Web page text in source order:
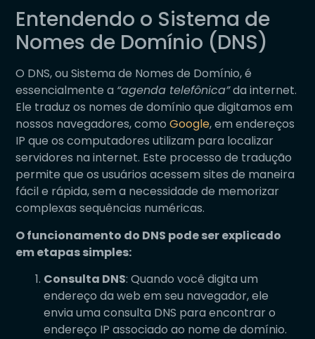
Entendendo o Sistema de
Nomes de Domínio (DNS)
O DNS, ou Sistema de Nomes de Domínio, é
essencialmente a “agenda telefônica”da internet.
Ele traduz os nomes de domínio que digitamos em
nossos navegadores, comoGoogle, em endereços
IP que os computadores utilizam para localizar
servidores na internet. Este processo de tradução
permite que os usuários acessem sites de maneira
fácil e rápida, sem a necessidade de memorizar
complexas sequências numéricas.
O funcionamento do DNS pode ser explicado
em etapas simples:
Consulta DNS: Quando você digita um
endereço da web em seu navegador, ele
envia uma consulta DNS para encontrar o
endereço IP associado ao nome de domínio.